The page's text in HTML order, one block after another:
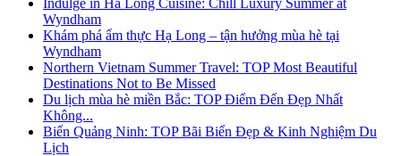
Wyndham
Khám phá ẩm thực Hạ Long – tận hưởng mùa hè tại
Wyndham
Northern Vietnam Summer Travel: TOP Most Beautiful
Destinations Not to Be Missed
Du lịch mùa hè miền Bắc: TOP Điểm Đến Đẹp Nhất
Không...
Biển Quảng Ninh: TOP Bãi Biển Đẹp & Kinh Nghiệm Du
Lịch